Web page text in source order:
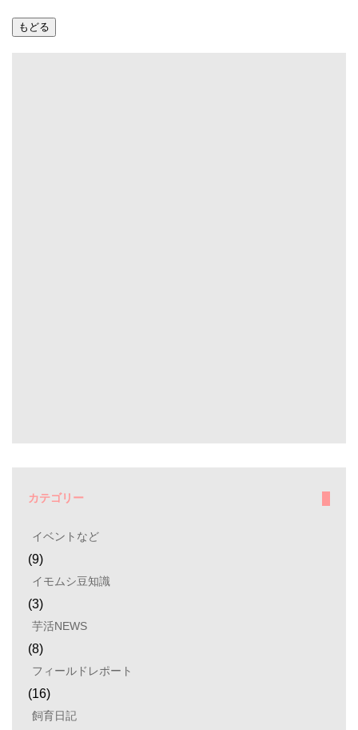
カテゴリー
イベントなど
(9)
イモムシ豆知識
(3)
芋活NEWS
(8)
フィールドレポート
(16)
飼育日記